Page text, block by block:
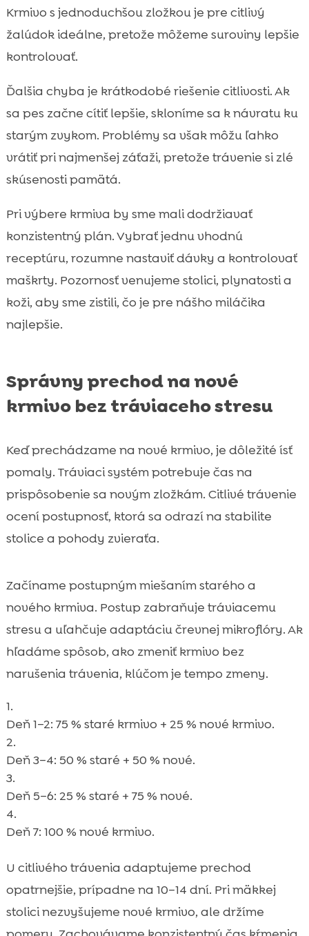
Krmivo s jednoduchšou zložkou je pre citlivý
žalúdok ideálne, pretože môžeme suroviny lepšie
kontrolovať.
Ďalšia chyba je krátkodobé riešenie citlivosti. Ak
sa pes začne cítiť lepšie, skloníme sa k návratu ku
starým zvykom. Problémy sa však môžu ľahko
vrátiť pri najmenšej záťaži, pretože trávenie si zlé
skúsenosti pamätá.
Pri výbere krmiva by sme mali dodržiavať
konzistentný plán. Vybrať jednu vhodnú
receptúru, rozumne nastaviť dávky a kontrolovať
maškrty. Pozornosť venujeme stolici, plynatosti a
koži, aby sme zistili, čo je pre nášho miláčika
najlepšie.
Správny prechod na nové
krmivo bez tráviaceho stresu
Keď prechádzame na nové krmivo, je dôležité ísť
pomaly. Tráviaci systém potrebuje čas na
prispôsobenie sa novým zložkám. Citlivé trávenie
ocení postupnosť, ktorá sa odrazí na stabilite
stolice a pohody zvieraťa.
Začíname postupným miešaním starého a
nového krmiva. Postup zabraňuje tráviacemu
stresu a uľahčuje adaptáciu črevnej mikroflóry. Ak
hľadáme spôsob, ako zmeniť krmivo bez
narušenia trávenia, klúčom je tempo zmeny.
Deň 1–2: 75 % staré krmivo + 25 % nové krmivo.
Deň 3–4: 50 % staré + 50 % nové.
Deň 5–6: 25 % staré + 75 % nové.
Deň 7: 100 % nové krmivo.
U citlivého trávenia adaptujeme prechod
opatrnejšie, prípadne na 10–14 dní. Pri mäkkej
stolici nezvyšujeme nové krmivo, ale držíme